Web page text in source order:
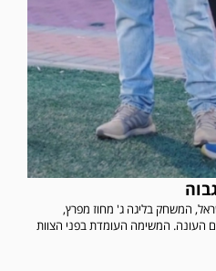
המשחק בליגה ג' מחוז מפרץ,
העונה. המשימה העומדת בפני הצוות